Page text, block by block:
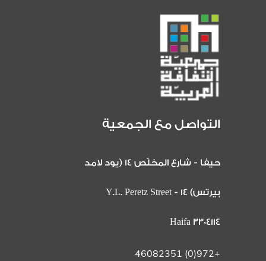
التواصل مع الجمعية
حيفا - شارع المخلّص 14 (يود لامد
بيرتس) 14 Y.L. Peretz Street -
Haifa 3304114
+972(0) 46082351